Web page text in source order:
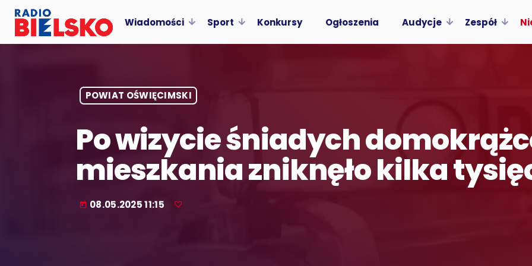
Wiadomości Sport Konkursy Ogłoszenia Audycje Zespół
POWIAT OŚWIĘCIMSKI
Po wizycie śniadych
mieszkania zniknęło kilka
today 08.05.2025 11:15